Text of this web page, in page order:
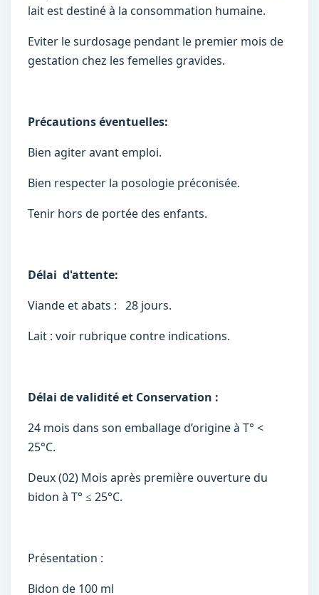
lait est destiné à la consommation humaine.
Eviter le surdosage pendant le premier mois de
gestation chez les femelles gravides.
Précautions éventuelles:
Bien agiter avant emploi.
Bien respecter la posologie préconisée.
Tenir hors de portée des enfants.
Délai d'attente:
Viande et abats : 28 jours.
Lait : voir rubrique contre indications.
Délai de validité et Conservation :
24 mois dans son emballage d’origine à T° <
25°C.
Deux (02) Mois après première ouverture du
bidon à T° ≤ 25°C.
Présentation :
Bidon de 100 ml